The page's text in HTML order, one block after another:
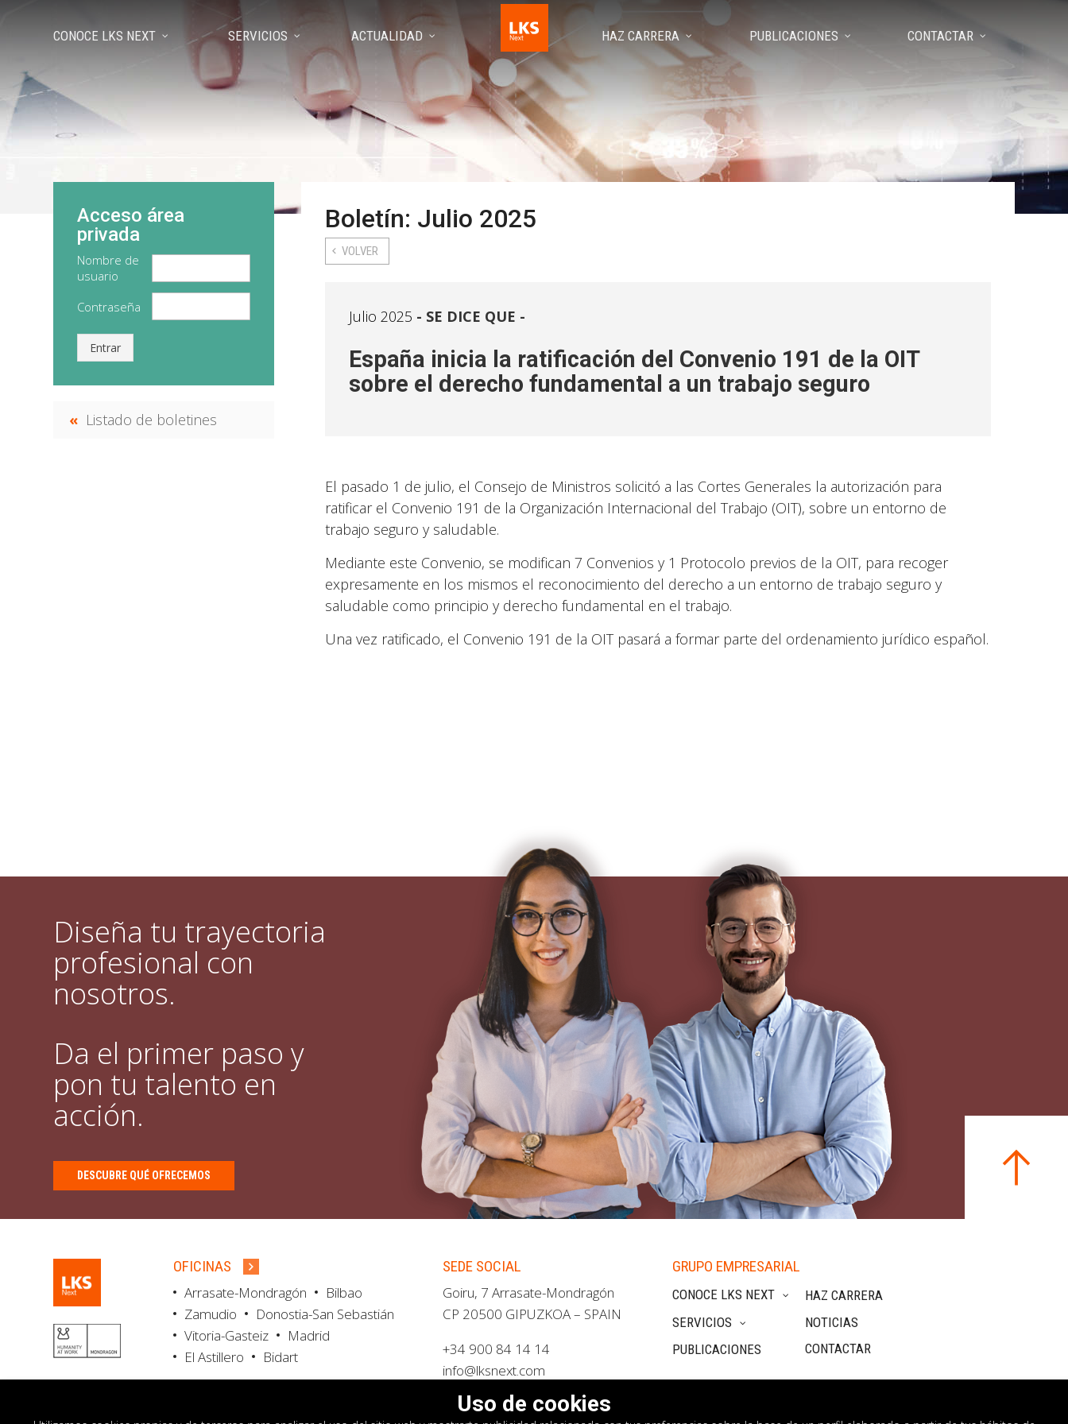
CONOCE LKS NEXT SERVICIOS ACTUALIDAD HAZ CARRERA PUBLICACIONES CONTACTAR
Boletín: Julio 2025
VOLVER
Julio 2025 SE DICE QUE -
España inicia la ratificación del Convenio 191 de la OIT
sobre el derecho fundamental a un trabajo seguro
El pasado 1 de julio, el Consejo de Ministros solicitó a las Cortes Generales la autorización para
ratificar el Convenio 191 de la Organización Internacional del Trabajo (OIT), sobre un entorno de
trabajo seguro y saludable.
Mediante este Convenio, se modifican 7 Convenios y 1 Protocolo previos de la OIT, para recoger
expresamente en los mismos el reconocimiento del derecho a un entorno de trabajo seguro y
saludable como principio y derecho fundamental en el trabajo.
Una vez ratificado, el Convenio 191 de la OIT pasará a formar parte del ordenamiento jurídico español.
Acceso área
privada
Nombre de
usuario
Contraseña
Entrar
Listado de boletines
Diseña tu trayectoria
profesional con
nosotros.
Da el primer paso y
pon tu talento en
acción.
DESCUBRE QUÉ OFRECEMOS
OFICINAS
Arrasate-Mondragón
Bilbao
Zamudio
Donostia-San Sebastián
Vitoria-Gasteiz
Madrid
El Astillero
Bidart
SEDE SOCIAL
Goiru, 7 Arrasate-Mondragón
CP 20500 GIPUZKOA – SPAIN
+34 900 84 14 14
info@lksnext.com
GRUPO EMPRESARIAL
CONOCE LKS NEXT
SERVICIOS
PUBLICACIONES
HAZ CARRERA
NOTICIAS
CONTACTAR
Uso de cookies